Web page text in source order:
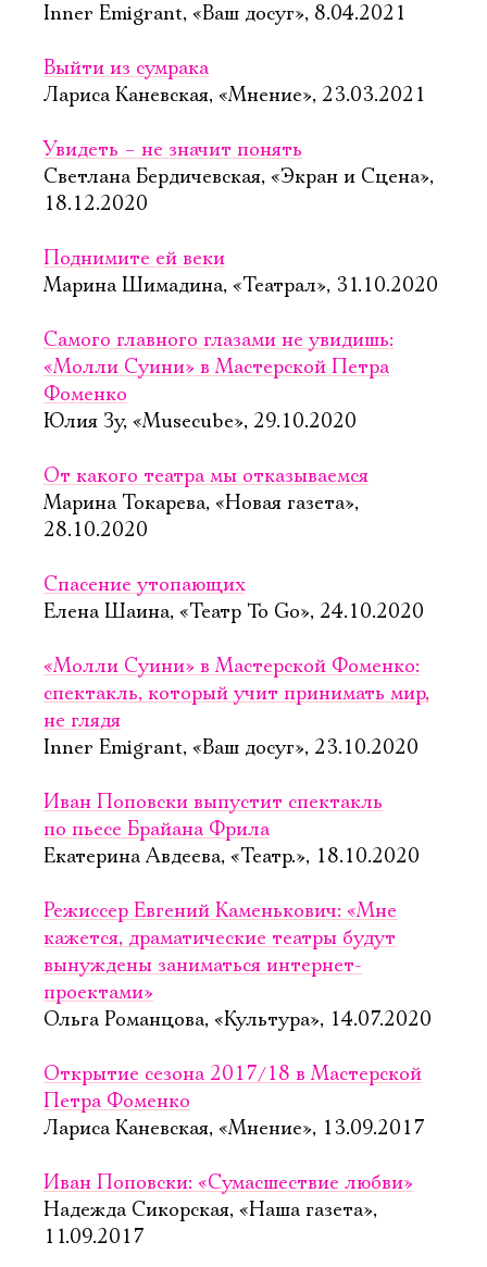
Inner Emigrant, «Ваш досуг», 8.04.2021
Выйти из сумрака
Лариса Каневская, «Мнение», 23.03.2021
Увидеть – не значит понять
Светлана Бердичевская, «Экран и Сцена»,
18.12.2020
Поднимите ей веки
Марина Шимадина, «Театрал», 31.10.2020
Самого главного глазами не увидишь:
«Молли Суини» в Мастерской Петра
Фоменко
Юлия Зу, «Musecube», 29.10.2020
От какого театра мы отказываемся
Марина Токарева, «Новая газета»,
28.10.2020
Спасение утопающих
Елена Шаина, «Театр To Go», 24.10.2020
«Молли Суини» в Мастерской Фоменко:
спектакль, который учит принимать мир,
не глядя
Inner Emigrant, «Ваш досуг», 23.10.2020
Иван Поповски выпустит спектакль
по пьесе Брайана Фрила
Екатерина Авдеева, «Театр.», 18.10.2020
Режиссер Евгений Каменькович: «Мне
кажется, драматические театры будут
вынуждены заниматься интернет-
проектами»
Ольга Романцова, «Культура», 14.07.2020
Открытие сезона 2017/18 в Мастерской
Петра Фоменко
Лариса Каневская, «Мнение», 13.09.2017
Иван Поповски: «Сумасшествие любви»
Надежда Сикорская, «Наша газета»,
11.09.2017